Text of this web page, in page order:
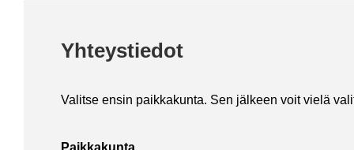
Yh­teys­tie­dot
Va­lit­se ensin paik­ka­kun­ta. Sen jäl­keen voit vielä